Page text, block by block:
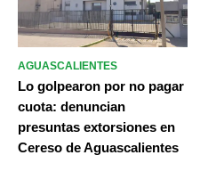
AGUASCALIENTES
Lo golpearon por no pagar
cuota: denuncian
presuntas extorsiones en
Cereso de Aguascalientes